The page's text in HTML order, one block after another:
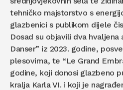
tehničko majstorstvo s
glazbenici s publikom dijele
Dosad su objavili dva hvaljena
Danser” iz 2023. godine,
plesovima, te “Le Grand
godine, koji donosi glazbeno
kralja Karla VI. i koji je